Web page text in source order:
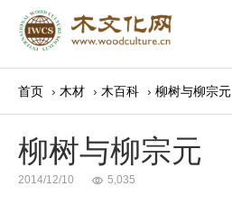
首页 › 木材 › 木百科 › 柳树与柳宗元
柳树与柳宗元
2014/12/10 5,035